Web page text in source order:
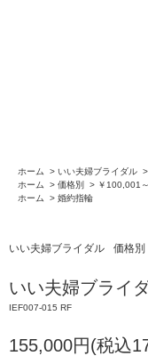
ホーム > いい夫婦ブライダル >
ホーム
> 価格別 > ￥100,001
ホーム
> 婚約指輪
いい夫婦ブライダル 価格別
いい夫婦ブライ
IEF007-015 RF
155,000円(税込